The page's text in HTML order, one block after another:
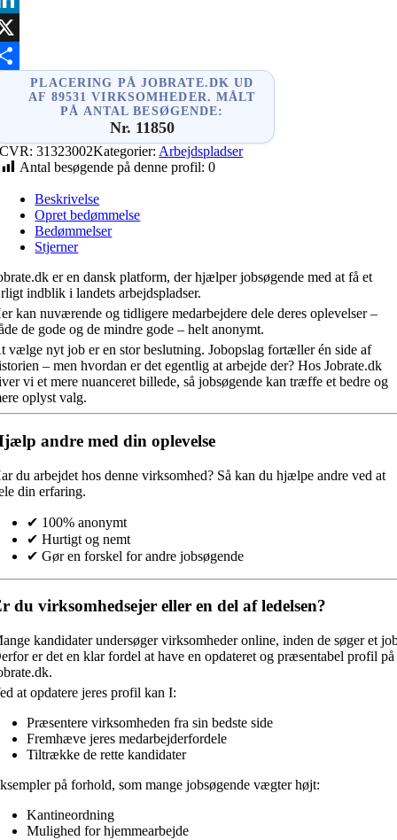
PLACERING PÅ JOBRATE.DK UD
AF 89531 VIRKSOMHEDER. MÅLT
PÅ ANTAL BESØGENDE:
Nr. 11850
CVR:31323002Kategorier: Arbejdspladser
Antal besøgende på denne profil: 0
Beskrivelse
Opret bedømmelse
Bedømmelser
Stjerner
er en dansk platform, der hjælper jobsøgende med at få et
indblik i landets arbejdspladser.
kan nuværende og tidligere medarbejdere dele deres oplevelser –
de gode og de mindre gode – helt anonymt.
vælge nyt job er en stor beslutning. Jobopslag fortæller én side af
– men hvordan er det egentlig at arbejde der? Hos Jobrate.dk
vi et mere nuanceret billede, så jobsøgende kan træffe et bedre og
oplyst valg.
andre med din oplevelse
du arbejdet hos denne virksomhed? Så kan du hjælpe andre ved at
din erfaring.
✔ 100% anonymt
✔ Hurtigt og nemt
✔ Gør en forskel for andre jobsøgende
du virksomhedsejer eller en del af ledelsen?
kandidater undersøger virksomheder online, inden de søger et
er det en klar fordel at have en opdateret og præsentabel profil på
at opdatere jeres profil kan I:
Præsentere virksomheden fra sin bedste side
Fremhæve jeres medarbejderfordele
Tiltrække de rette kandidater
på forhold, som mange jobsøgende vægter højt:
Kantineordning
Mulighed for hjemmearbejde